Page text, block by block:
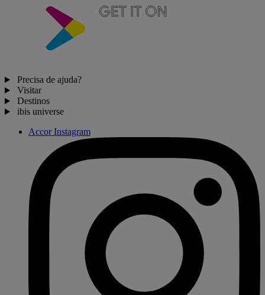
Precisa de ajuda?
Visitar
Destinos
ibis universe
Accor Instagram